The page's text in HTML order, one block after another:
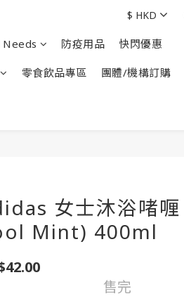
防疫用品 快閃優惠
零食飲品專區 團體/機構訂購
$ HKD
女士沐浴啫
Mint) 400ml
售完